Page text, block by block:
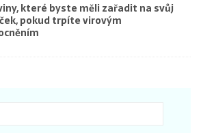
které byste měli zařadit na svůj
pokud trpíte virovým